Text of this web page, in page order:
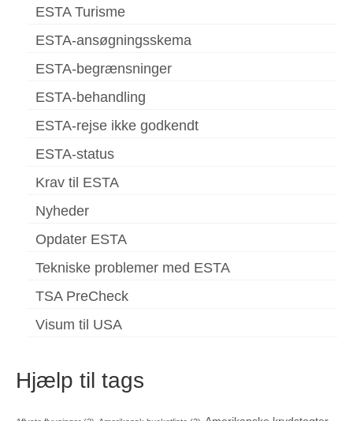
ESTA Turisme
ESTA-ansøgningsskema
ESTA-begrænsninger
ESTA-behandling
ESTA-rejse ikke godkendt
ESTA-status
Krav til ESTA
Nyheder
Opdater ESTA
Tekniske problemer med ESTA
TSA PreCheck
Visum til USA
Hjælp til tags